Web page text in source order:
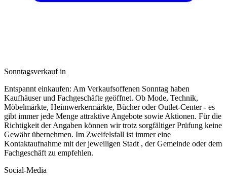
Sonntagsverkauf in
Entspannt einkaufen: Am Verkaufsoffenen Sonntag haben
Kaufhäuser und Fachgeschäfte geöffnet. Ob Mode, Technik,
Möbelmärkte, Heimwerkermärkte, Bücher oder Outlet-Center - es
gibt immer jede Menge attraktive Angebote sowie Aktionen. Für die
Richtigkeit der Angaben können wir trotz sorgfältiger Prüfung keine
Gewähr übernehmen. Im Zweifelsfall ist immer eine
Kontaktaufnahme mit der jeweiligen Stadt , der Gemeinde oder dem
Fachgeschäft zu empfehlen.
Social-Media